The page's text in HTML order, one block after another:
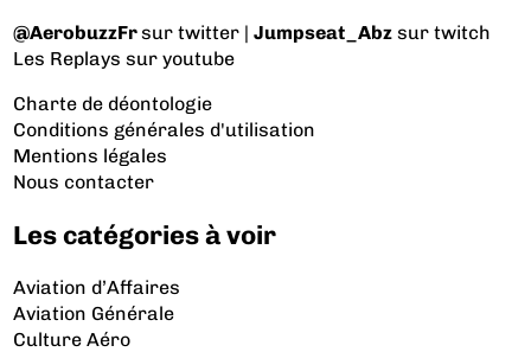
@AerobuzzFrsur twitter |Jumpseat_Abz sur twitch
Les Replays sur youtube
Charte de déontologie
Conditions générales d'utilisation
Mentions légales
Nous contacter
Les catégories à voir
Aviation d’Affaires
Aviation Générale
Culture Aéro